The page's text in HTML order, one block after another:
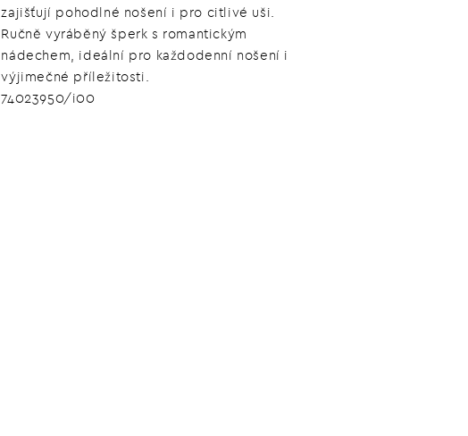
zajišťují pohodlné nošení i pro citlivé uši.
Ručně vyráběný šperk s romantickým
nádechem, ideální pro každodenní nošení i
výjimečné příležitosti.
74023950/i00